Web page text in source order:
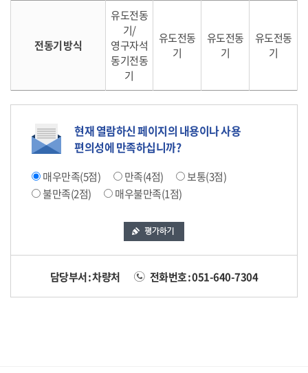
전동기 방식
유도전동
기/
영구자석
동기전동
기
유도전동
기
유도전동
기
유도전동
기
현재 열람하신 페이지의 내용이나 사용
편의성에 만족하십니까?
매우만족(5점) 만족(4점)
보통(3점)
불만족(2점)
매우불만족(1점)
담당부서 : 차량처 전화번호 : 051-640-7304